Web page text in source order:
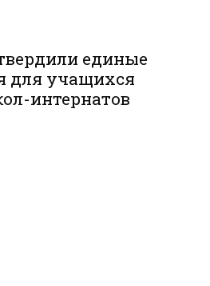
единые
для учащихся
интернатов